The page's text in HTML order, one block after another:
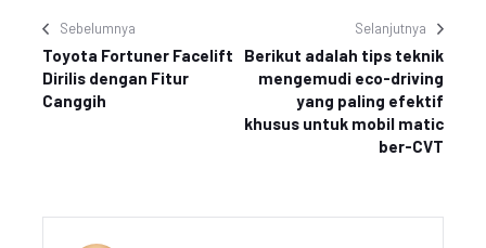
Sebelumnya
Toyota Fortuner Facelift
Dirilis dengan Fitur
Canggih
Selanjutnya
Berikut adalah tips teknik
mengemudi eco-driving
yang paling efektif
khusus untuk mobil matic
ber-CVT